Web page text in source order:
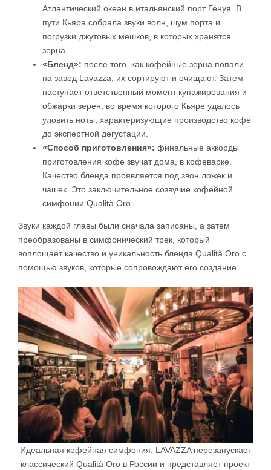
Атлантический океан в итальянский порт Генуя. В
пути Кьяра собрала звуки волн, шум порта и
погрузки джутовых мешков, в которых хранятся
зерна.
«Бленд»: после того, как кофейные зерна попали
на завод Lavazza, их сортируют и очищают. Затем
наступает ответственный момент купажирования и
обжарки зерен, во время которого Кьяре удалось
уловить ноты, характеризующие производство кофе
до экспертной дегустации.
«Способ приготовления»: финальные аккорды
приготовления кофе звучат дома, в кофеварке.
Качество бленда проявляется под звон ложек и
чашек. Это заключительное созвучие кофейной
симфонии Qualità Oro.
Звуки каждой главы были сначала записаны, а затем
преобразованы в симфонический трек, который
воплощает качество и уникальность бленда Qualità Oro с
помощью звуков, которые сопровождают его создание.
Идеальная кофейная симфония: LAVAZZA перезапускает
классический Qualità Oro в России и представляет проект